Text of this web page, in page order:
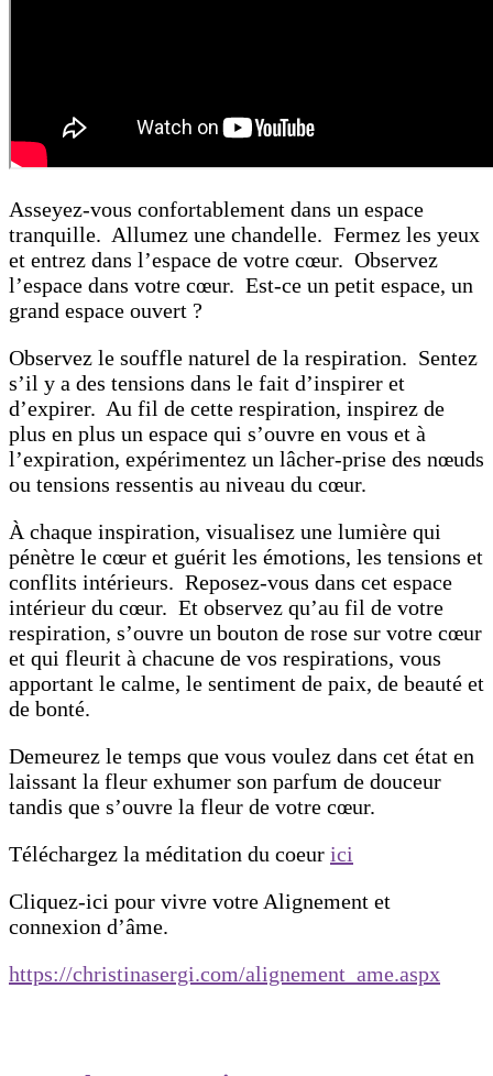
Asseyez-vous confortablement dans un espace
tranquille. Allumez une chandelle. Fermez les yeux
et entrez dans l’espace de votre cœur. Observez
l’espace dans votre cœur. Est-ce un petit espace, un
grand espace ouvert ?
Observez le souffle naturel de la respiration. Sentez
s’il y a des tensions dans le fait d’inspirer et
d’expirer. Au fil de cette respiration, inspirez de
plus en plus un espace qui s’ouvre en vous et à
l’expiration, expérimentez un lâcher-prise des nœuds
ou tensions ressentis au niveau du cœur.
À chaque inspiration, visualisez une lumière qui
pénètre le cœur et guérit les émotions, les tensions et
conflits intérieurs. Reposez-vous dans cet espace
intérieur du cœur. Et observez qu’au fil de votre
respiration, s’ouvre un bouton de rose sur votre cœur
et qui fleurit à chacune de vos respirations, vous
apportant le calme, le sentiment de paix, de beauté et
de bonté.
Demeurez le temps que vous voulez dans cet état en
laissant la fleur exhumer son parfum de douceur
tandis que s’ouvre la fleur de votre cœur.
Téléchargez la méditation du coeur ici
Cliquez-ici pour vivre votre Alignement et
connexion d’âme.
https://christinasergi.com/alignement_ame.aspx